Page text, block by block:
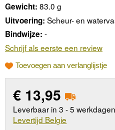
Gewicht: 83.0 g
Uitvoering: Scheur- en
Bindwijze: -
Schrijf als eerste een review
Toevoegen aan verlanglijstje
€ 13,95
Leverbaar in 3 - 5
Levertijd Belgie